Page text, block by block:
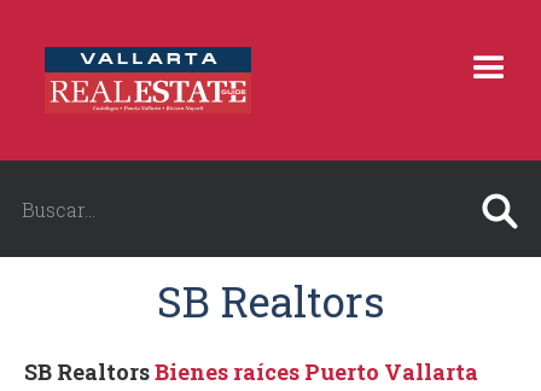
SB Realtors
SB RealtorsBienes raíces Puerto Vallarta